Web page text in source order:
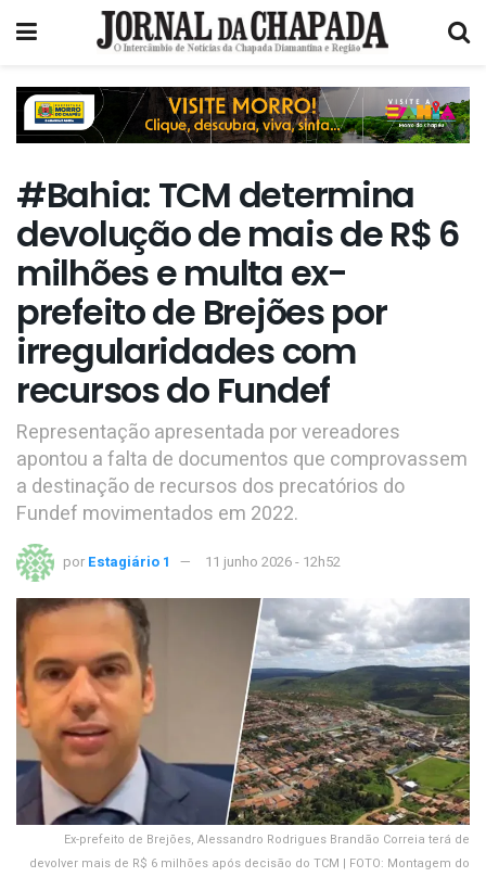
#Bahia: TCM determina
devolução de mais de R$ 6
milhões e multa ex-
prefeito de Brejões por
irregularidades com
recursos do Fundef
Representação apresentada por vereadores
apontou a falta de documentos que comprovassem
a destinação de recursos dos precatórios do
Fundef movimentados em 2022.
por Estagiário 1 11 junho 2026 - 12h52
Ex-prefeito de Brejões, Alessandro Rodrigues Brandão Correia terá de
devolver mais de R$ 6 milhões após decisão do TCM | FOTO: Montagem do